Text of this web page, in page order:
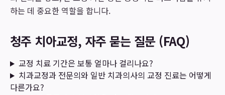
하는 데 중요한 역할을 합니다.
청주 치아교정, 자주 묻는 질문 (FAQ)
교정 치료 기간은 보통 얼마나 걸리나요?
치과교정과 전문의와 일반 치과의사의 교정 진료는 어떻게
다른가요?